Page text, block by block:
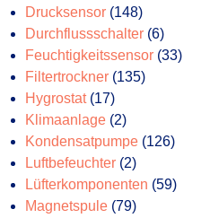
Drucksensor 148148
Produkte
Durchflussschalter 66
Produkte
Feuchtigkeitssensor 3333
Filtertrockner 135135
Hygrostat 1717
Produkte
Klimaanlage 22
Produkte
Kondensatpumpe 126126
Luftbefeuchter 22
Produkte
Lüfterkomponenten 5959
Magnetspule 7979